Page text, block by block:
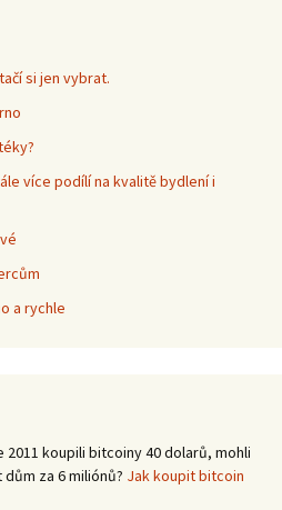
si jen vybrat.
více podílí na kvalitě bydlení i
a rychle
koupili bitcoiny 40 dolarů, mohli
za 6 miliónů? Jak koupit bitcoin